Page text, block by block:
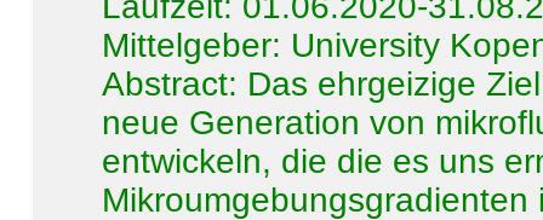
Mittelgeber: University
Abstract: Das ehrgeizige
neue Generation von
entwickeln, die die es uns
Mikroumgebungsgradienten